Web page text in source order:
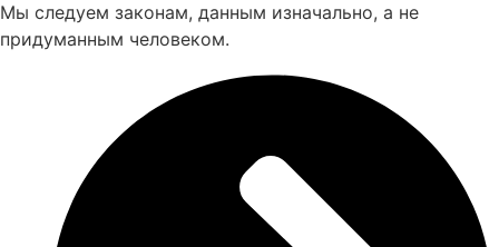
Мы следуем законам, данным изначально, а не
придуманным человеком.